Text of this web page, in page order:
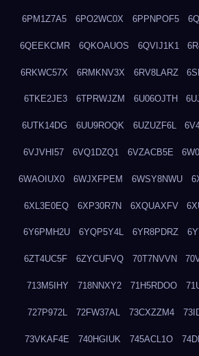
6PM1Z7A5 6PO2WC0X 6PPNPOF5
6QEEKCMR 6QKOAUOS 6QVIJ1K1
6RKWC57X 6RMKNV3X 6RV8LARZ
6TKE2JE3 6TPRWJZM 6U06OJTH
6UTK14DG 6UU9ROQK 6UZUZF6L
6VJVHI57 6VQ1DZQ1 6VZACB5E
6WAOIUX0 6WJXFPEM 6WSY8NWU
6XL3E0EQ 6XP30R7N 6XQUAXFV
6Y6PMH2U 6YQP5Y4L 6YR8PDRZ
6ZT4UC5F 6ZYCUFVQ 70T7NVVN
713M5IHY 718NNXY2 71H5RDOO
727P972L 72FW37AL 73CXZZM4
73VKAF4E 740HGIUK 745ACL1O